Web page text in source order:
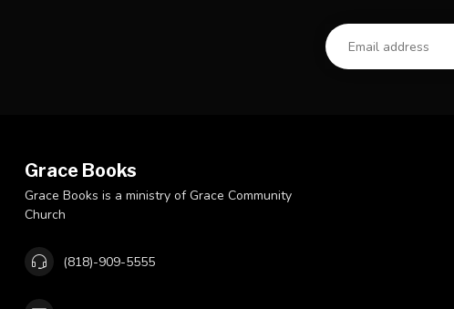
Grace Books
Grace Books is a ministry of Grace Community
Church
(818)-909-5555